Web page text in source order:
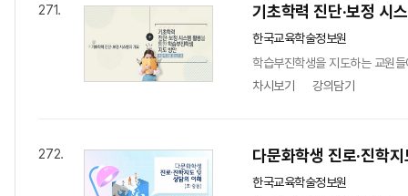
271. 기초학력 진단‧보정 시
한국교육학술정보원
학습부진학생을 지도하는 교원
차시보기
강의담기
272. 다문화학생 진로·진학
한국교육학술정보원